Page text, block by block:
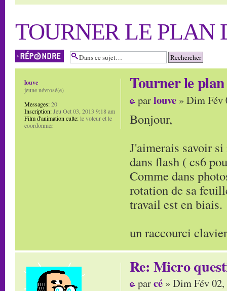
TOURNER LE PLAN
Répondre
Tourner le
parlouve » Dim Fév
Bonjour,
J'aimerais savoir
dans flash ( cs6
Comme dans
rotation de sa
travail est en biais.
un raccourci
louve
jeune névrosé(e)
Messages:20
Inscription:Jeu Oct 03, 2013 9:18 am
Film d'animation culte:le voleur et le
coordonnier
Re: Micro
parcé » Dim Fév